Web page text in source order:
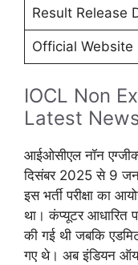
Result Release
Official Website
IOCL Non
Latest
आईओसीएल नॉन
दिसंबर 2025 से 9
इस भर्ती परीक्षा का
था। कंप्यूटर आधारित
की गई थी जबकि
गए थे। अब इंडियन ऑयल